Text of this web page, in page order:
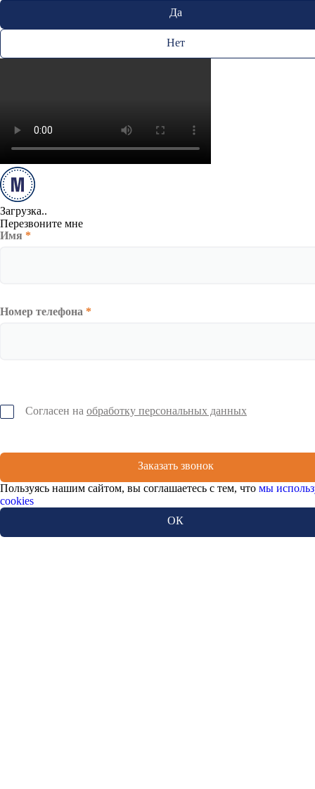
Да
Нет
Загрузка..
Перезвоните мне
Имя *
Номер телефона *
Согласен на обработку персональных данных
Заказать звонок
Пользуясь нашим сайтом, вы соглашаетесь с тем, что мы
cookies
ОК